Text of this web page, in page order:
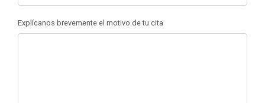
Explícanos brevemente el motivo de tu cita